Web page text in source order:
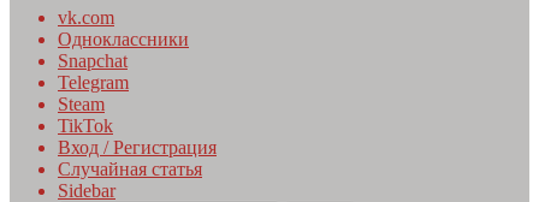
vk.com
Одноклассники
Snapchat
Telegram
Steam
TikTok
Вход / Регистрация
Случайная статья
Sidebar